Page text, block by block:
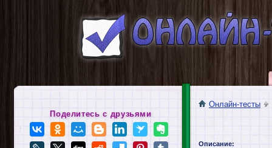
Онлайн-тесты
Описание:
Поделитесь с друзьями